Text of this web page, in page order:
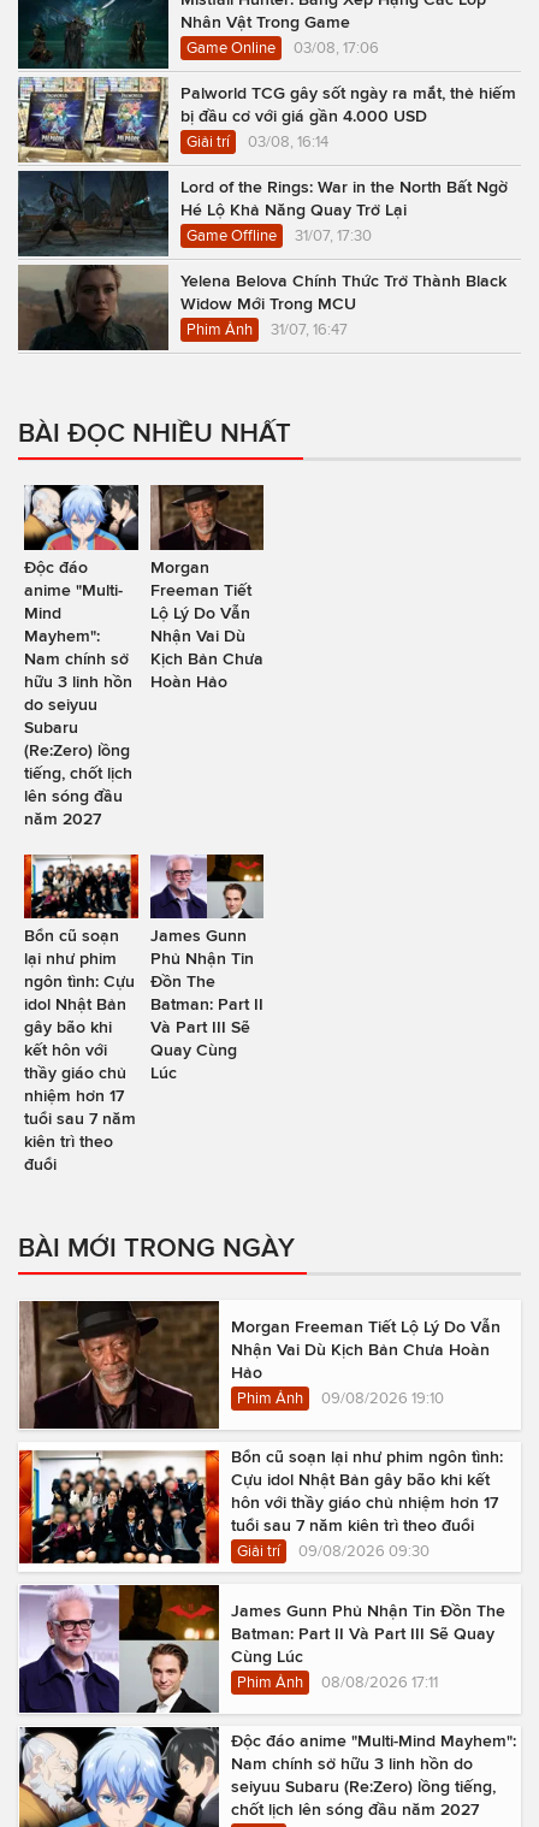
Nhân Vật Trong Game
Game Online 03/08, 17:06
Palworld TCG gây sốt ngày ra mắt, thẻ hiếm
bị đầu cơ với giá gần 4.000 USD
Giải trí 03/08, 16:14
Lord of the Rings: War in the North Bất Ngờ
Hé Lộ Khả Năng Quay Trở Lại
Game Offline 31/07, 17:30
Yelena Belova Chính Thức Trở Thành Black
Widow Mới Trong MCU
Phim Ảnh 31/07, 16:47
BÀI ĐỌC NHIỀU NHẤT
Độc đáo
anime "Multi-
Mind
Mayhem":
Nam chính sở
hữu 3 linh hồn
do seiyuu
Subaru
(Re:Zero) lồng
tiếng, chốt lịch
lên sóng đầu
năm 2027
Morgan
Freeman Tiết
Lộ Lý Do Vẫn
Nhận Vai Dù
Kịch Bản Chưa
Hoàn Hảo
Bổn cũ soạn
lại như phim
ngôn tình: Cựu
idol Nhật Bản
gây bão khi
kết hôn với
thầy giáo chủ
nhiệm hơn 17
tuổi sau 7 năm
kiên trì theo
đuổi
James Gunn
Phủ Nhận Tin
Đồn The
Batman: Part II
Và Part III Sẽ
Quay Cùng
Lúc
BÀI MỚI TRONG NGÀY
Morgan Freeman Tiết Lộ Lý Do Vẫn
Nhận Vai Dù Kịch Bản Chưa Hoàn
Hảo
Phim Ảnh 09/08/2026 19:10
Bổn cũ soạn lại như phim ngôn tình:
Cựu idol Nhật Bản gây bão khi kết
hôn với thầy giáo chủ nhiệm hơn 17
tuổi sau 7 năm kiên trì theo đuổi
Giải trí 09/08/2026 09:30
James Gunn Phủ Nhận Tin Đồn The
Batman: Part II Và Part III Sẽ Quay
Cùng Lúc
Phim Ảnh 08/08/2026 17:11
Độc đáo anime "Multi-Mind Mayhem":
Nam chính sở hữu 3 linh hồn do
seiyuu Subaru (Re:Zero) lồng tiếng,
chốt lịch lên sóng đầu năm 2027